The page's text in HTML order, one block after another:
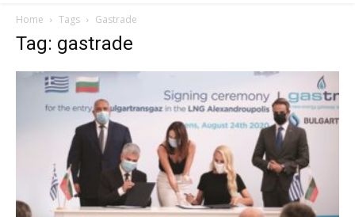
Home Tags Gastrade
Tag: gastrade